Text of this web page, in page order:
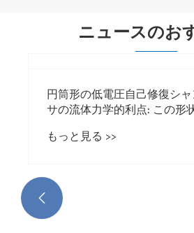
ニュースのお
円筒形の低電圧自己修復シ
